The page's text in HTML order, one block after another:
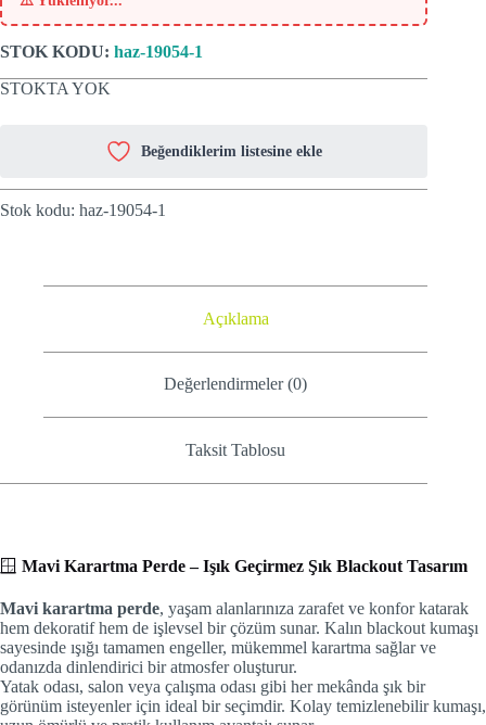
STOK KODU: haz-19054-1
STOKTA YOK
Beğendiklerim listesine ekle
Stok kodu: haz-19054-1
Açıklama
Değerlendirmeler (0)
Taksit Tablosu
🪟 Mavi Karartma Perde – Işık Geçirmez Şık Blackout Tasarım
Mavi karartma perde, yaşam alanlarınıza zarafet ve konfor katarak
hem dekoratif hem de işlevsel bir çözüm sunar. Kalın blackout kumaşı
sayesinde ışığı tamamen engeller, mükemmel karartma sağlar ve
odanızda dinlendirici bir atmosfer oluşturur.
Yatak odası, salon veya çalışma odası gibi her mekânda şık bir
görünüm isteyenler için ideal bir seçimdir. Kolay temizlenebilir kumaşı,